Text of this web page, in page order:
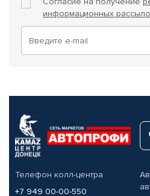
информационных
Телефон колл-центра
+7 949 00-00-550